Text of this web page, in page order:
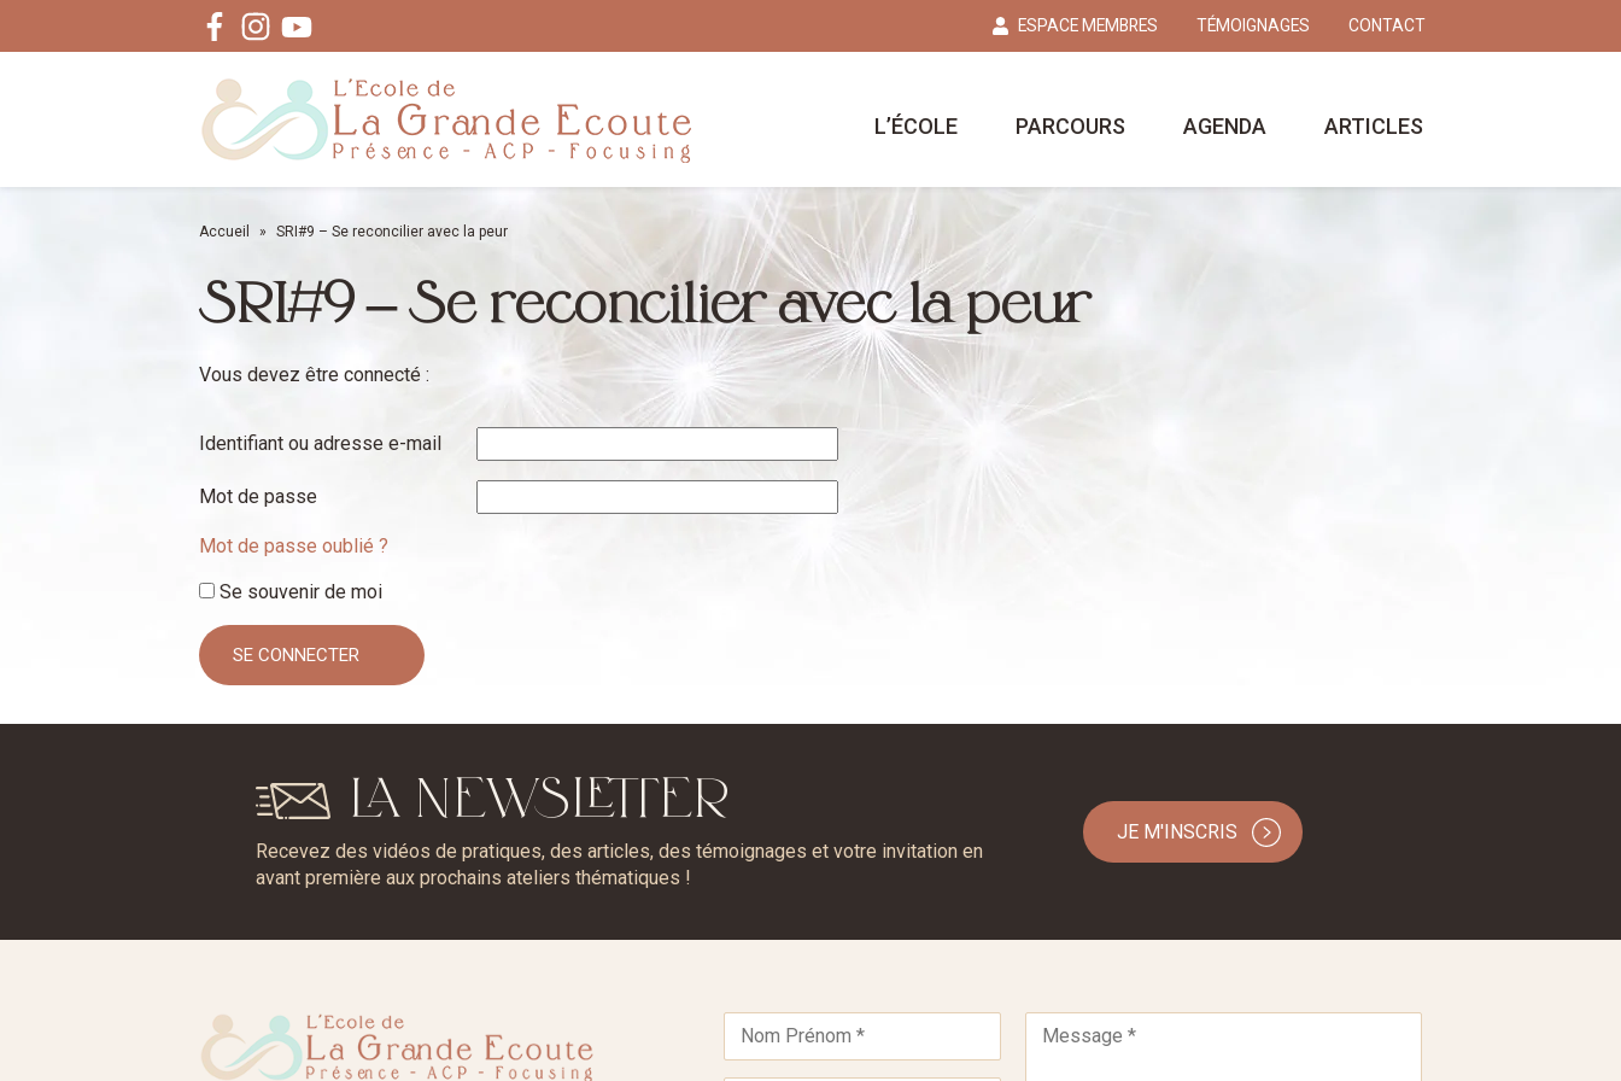
FacebookInstagram
Youtube ESPACE MEMBRES TÉMOIGNAGES CONTACT
L’ÉCOLE PARCOURS AGENDA ARTICLES
Accueil » SRI#9 – Se reconcilier avec la peur
SRI#9 – Se reconcilier avec la peur
Vous devez être connecté :
Identifiant ou adresse e-mail
Mot de passe
Mot de passe oublié ?
Se souvenir de moi
LA NEWSLETTER
Recevez des vidéos de pratiques, des articles, des témoignages et votre invitation en
avant première aux prochains ateliers thématiques !
JE M'INSCRIS